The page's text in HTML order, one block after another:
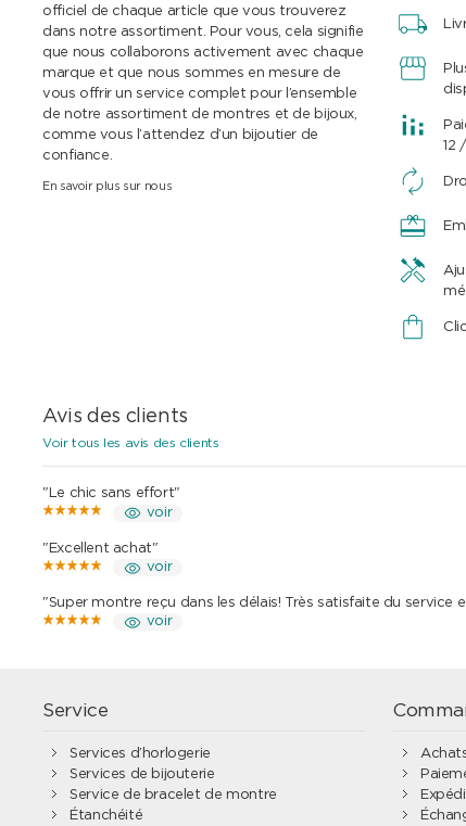
officiel de chaque article que vous trouverez
dans notre assortiment. Pour vous, cela signifie
que nous collaborons activement avec chaque
marque et que nous sommes en mesure de
vous offrir un service complet pour l’ensemble
de notre assortiment de montres et de bijoux,
comme vous l’attendez d’un bijoutier de
confiance.
En savoir plus sur nous
12
Avis des clients
Voir tous les avis des clients
"Le chic sans effort"
voir
"Excellent achat"
voir
"Super montre reçu dans les délais! Très satisfaite du service
voir
Service
Services d’horlogerie
Services de bijouterie
Service de bracelet de montre
Étanchéité